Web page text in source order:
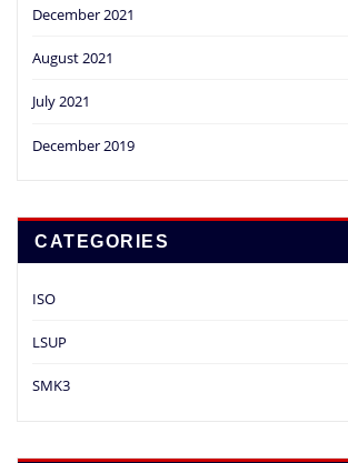
December 2021
August 2021
July 2021
December 2019
CATEGORIES
ISO
LSUP
SMK3